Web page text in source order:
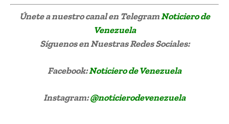
Únete a nuestro canal en TelegramNoticiero de
Venezuela
Síguenosen Nuestras Redes Sociales:
Facebook:Noticiero de Venezuela
Instagram:@noticierodevenezuela